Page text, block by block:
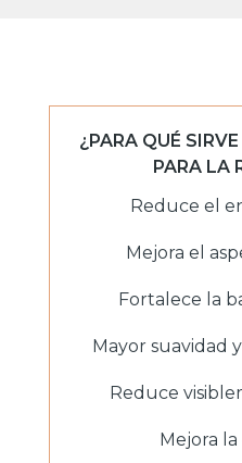
¿PARA QUÉ
PARA LA
Reduce el
Mejora el
Fortalece la
Mayor suavidad
Reduce
Mejora